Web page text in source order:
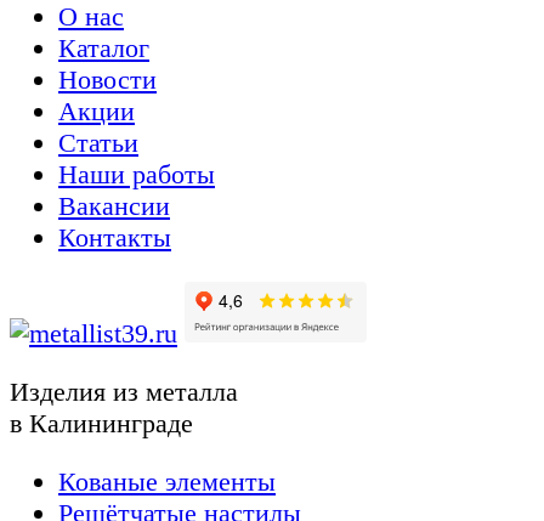
О нас
Каталог
Новости
Акции
Статьи
Наши работы
Вакансии
Контакты
Изделия из металла
в Калининграде
Кованые элементы
Решётчатые настилы